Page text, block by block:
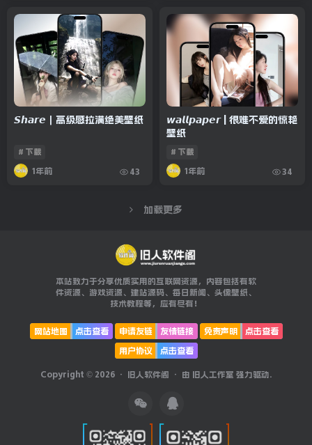
𝙎𝙝𝙖𝙧𝙚｜高级感拉满绝美壁纸
# 下载
1年前 43
𝙬𝙖𝙡𝙡𝙥𝙖𝙥𝙚𝙧 | 很难不爱的惊艳
壁纸
# 下载
1年前 34
加载更多
本站致力于分享优质实用的互联网资源，内容包括有软
件资源、游戏资源、建站源码、每日新闻、头像壁纸、
技术教程等，应有尽有！
网站地图 点击查看 申请友链 友情链接 免责声明
点击查看
用户协议
点击查看
Copyright © 2026 · 旧人软件阁 · 由 旧人工作室 强力驱动.